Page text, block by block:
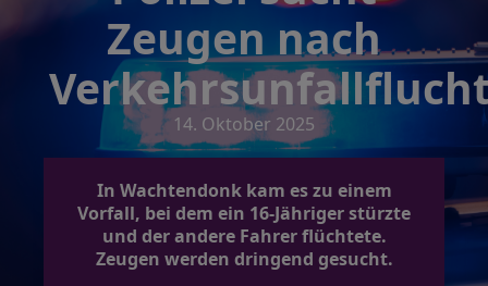
Zeugen nach
14. Oktober 2025
In Wachtendonk kam es zu einem
Vorfall, bei dem ein 16-Jähriger stürzte
und der andere Fahrer flüchtete.
Zeugen werden dringend gesucht.